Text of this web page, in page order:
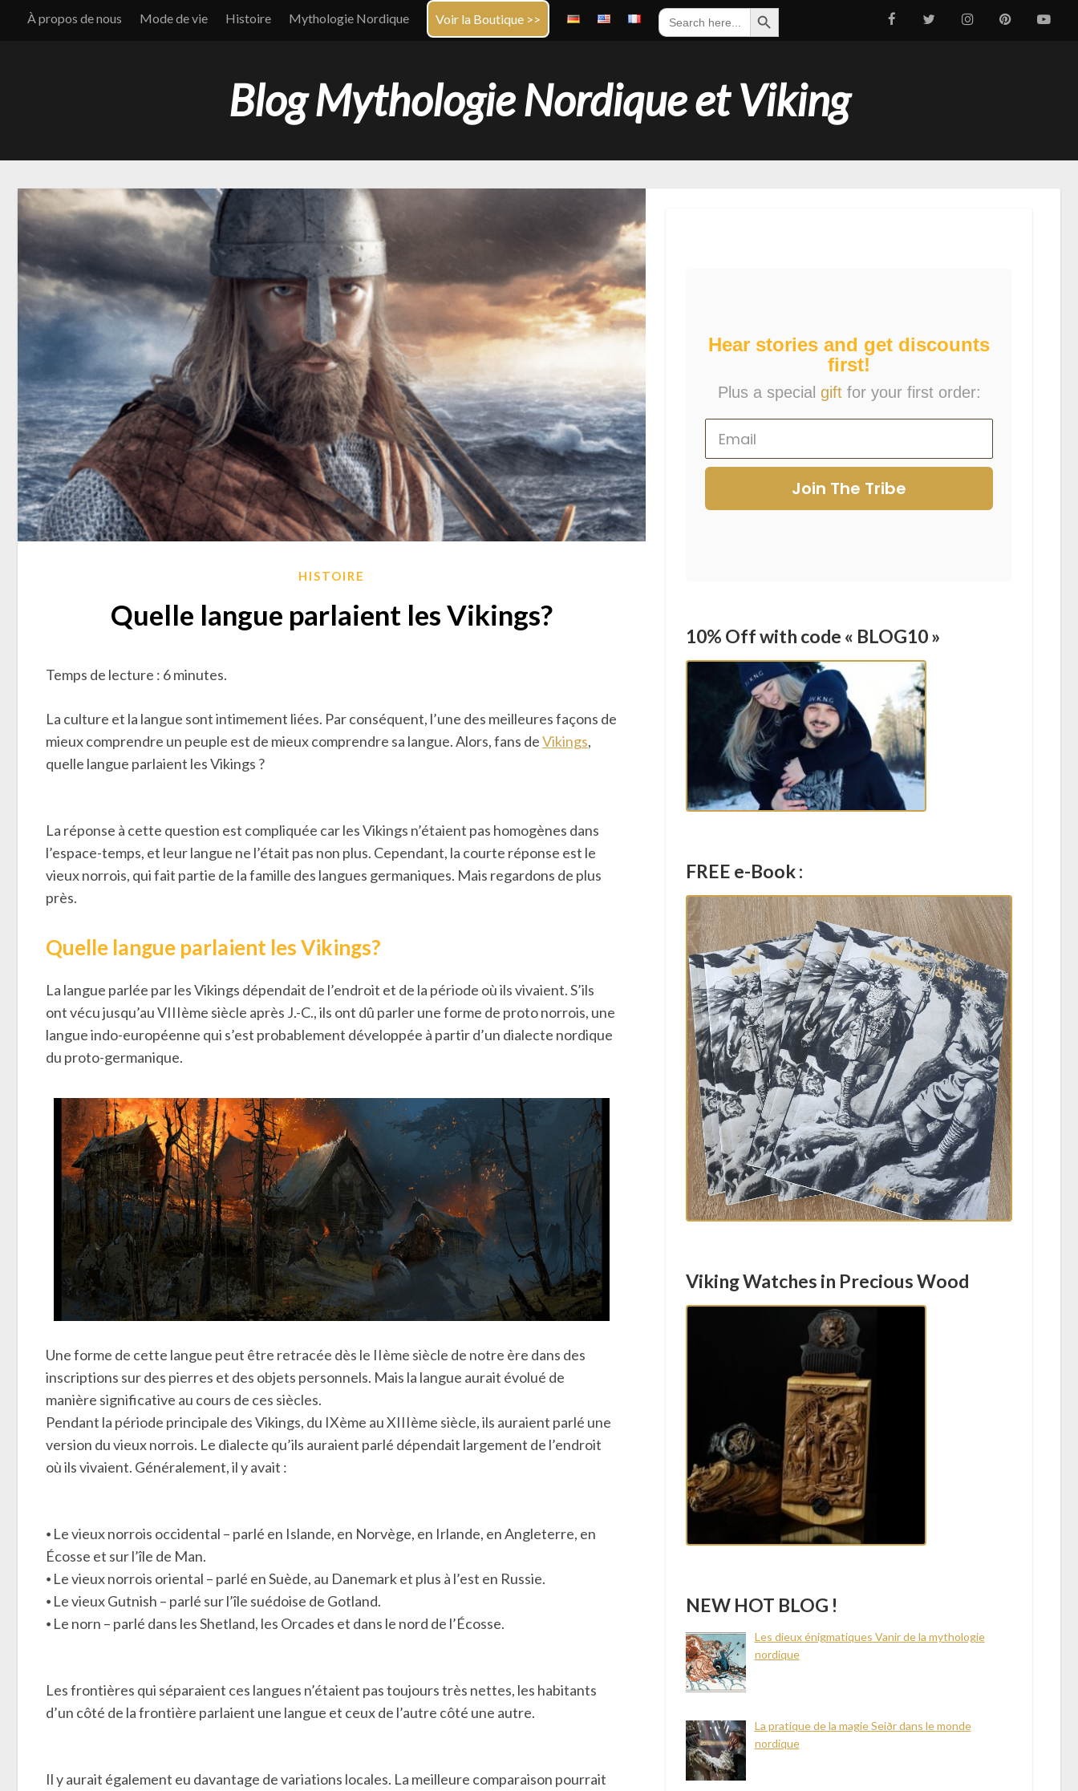
À propos de nous Mode de vie Histoire Mythologie Nordique Voir la Boutique >>
Search
for:
Search Button
Blog Mythologie Nordique et Viking
HISTOIRE
Quelle langue parlaient les Vikings?
Temps de lecture : 6 minutes.
La culture et la langue sont intimement liées. Par conséquent, l’une des meilleures façons de
mieux comprendre un peuple est de mieux comprendre sa langue. Alors, fans deVikings,
quelle langue parlaient les Vikings ?
La réponse à cette question est compliquée car les Vikings n’étaient pas homogènes dans
l’espace-temps, et leur langue ne l’était pas non plus. Cependant, la courte réponse est le
vieux norrois, qui fait partie de la famille des langues germaniques. Mais regardons de plus
près.
Quelle langue parlaient les Vikings?
La langue parlée par les Vikings dépendait de l’endroit et de la période où ils vivaient. S’ils
ont vécu jusqu’au VIIIème siècle après J.-C., ils ont dû parler une forme de proto norrois, une
langue indo-européenne qui s’est probablement développée à partir d’un dialecte nordique
du proto-germanique.
Une forme de cette langue peut être retracée dès le IIème siècle de notre ère dans des
inscriptions sur des pierres et des objets personnels. Mais la langue aurait évolué de
manière significative au cours de ces siècles.
Pendant la période principale des Vikings, du IXème au XIIIème siècle, ils auraient parlé une
version du vieux norrois. Le dialecte qu’ils auraient parlé dépendait largement de l’endroit
où ils vivaient. Généralement, il y avait :
⦁ Le vieux norrois occidental – parlé en Islande, en Norvège, en Irlande, en Angleterre, en
Écosse et sur l’île de Man.
⦁ Le vieux norrois oriental – parlé en Suède, au Danemark et plus à l’est en Russie.
⦁ Le vieux Gutnish – parlé sur l’île suédoise de Gotland.
⦁ Le norn – parlé dans les Shetland, les Orcades et dans le nord de l’Écosse.
Les frontières qui séparaient ces langues n’étaient pas toujours très nettes, les habitants
d’un côté de la frontière parlaient une langue et ceux de l’autre côté une autre.
Il y aurait également eu davantage de variations locales. La meilleure comparaison pourrait
Hear stories and get discounts
first!
Plus a special gift for your first order:
Join The Tribe
10% Off with code « BLOG10 »
FREE e-Book :
Viking Watches in Precious Wood
NEW HOT BLOG !
Les dieux énigmatiques Vanir de la mythologie
nordique
La pratique de la magie Seiðr dans le monde
nordique